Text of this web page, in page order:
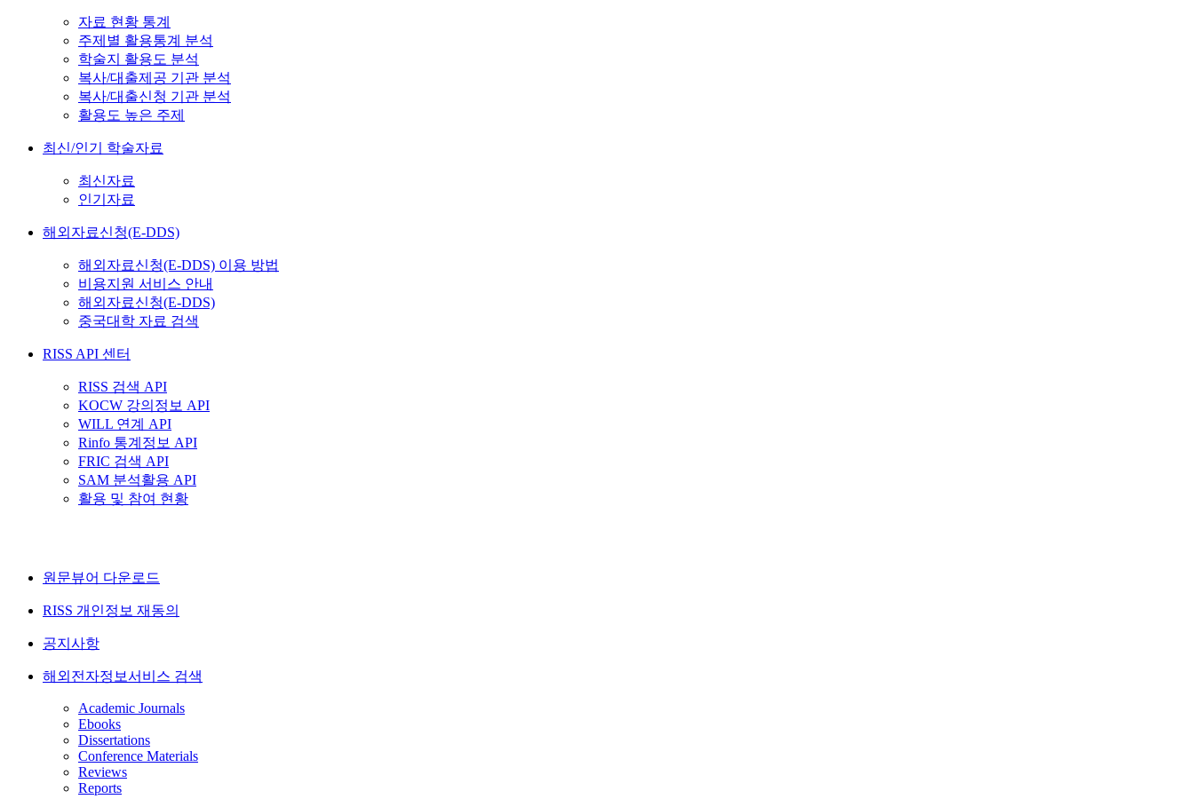
자료 현황 통계
주제별 활용통계 분석
학술지 활용도 분석
복사/대출제공 기관 분석
복사/대출신청 기관 분석
활용도 높은 주제
최신/인기 학술자료
최신자료
인기자료
해외자료신청(E-DDS)
해외자료신청(E-DDS) 이용 방법
비용지원 서비스 안내
해외자료신청(E-DDS)
중국대학 자료 검색
RISS API 센터
RISS 검색 API
KOCW 강의정보 API
WILL 연계 API
Rinfo 통계정보 API
FRIC 검색 API
SAM 분석활용 API
활용 및 참여 현황
원문뷰어 다운로드
RISS 개인정보 재동의
공지사항
해외전자정보서비스 검색
Academic Journals
Ebooks
Dissertations
Conference Materials
Reviews
Reports